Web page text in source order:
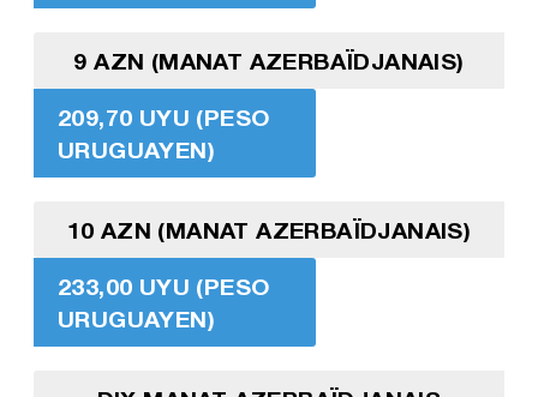
9 AZN (MANAT AZERBAÏDJANAIS)
209,70 UYU (PESO
URUGUAYEN)
10 AZN (MANAT AZERBAÏDJANAIS)
233,00 UYU (PESO
URUGUAYEN)